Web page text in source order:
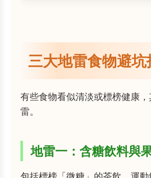
三大地雷食物避坑
有些食物看似清淡或標榜健康
雷。
地雷一：含糖飲料與